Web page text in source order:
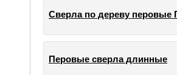
Сверла по дереву перовые
Перовые сверла длинные